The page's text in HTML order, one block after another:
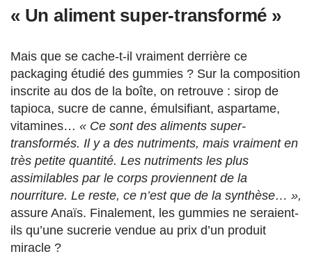
« Un aliment super-transformé »
Mais que se cache-t-il vraiment derrière ce
packaging étudié des gummies ? Sur la composition
inscrite au dos de la boîte, on retrouve : sirop de
tapioca, sucre de canne, émulsifiant, aspartame,
vitamines… « Ce sont des aliments super-
transformés. Il y a des nutriments, mais vraiment en
très petite quantité. Les nutriments les plus
assimilables par le corps proviennent de la
nourriture. Le reste, ce n’est que de la synthèse… »,
assure Anaïs. Finalement, les gummies ne seraient-
ils qu’une sucrerie vendue au prix d’un produit
miracle ?